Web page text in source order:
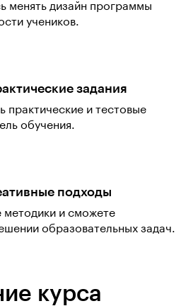
менять дизайн программы
учеников.
задания
практические и тестовые
обучения.
подходы
методики и сможете
образовательных задач.
курса